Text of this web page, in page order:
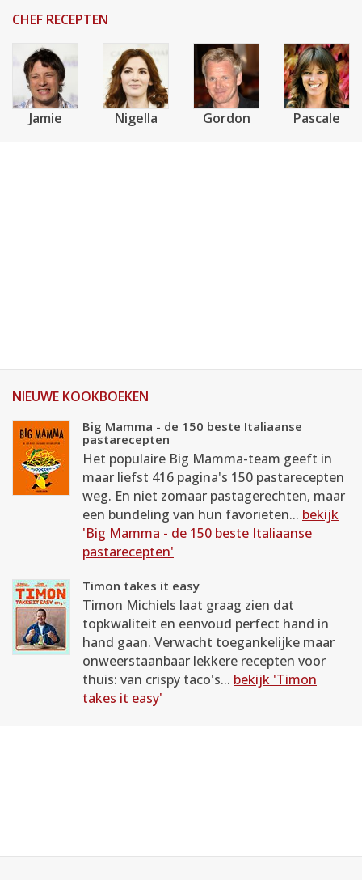
CHEF RECEPTEN
Jamie Nigella Gordon Pascale
NIEUWE KOOKBOEKEN
Big Mamma - de 150 beste Italiaanse
pastarecepten
Het populaire Big Mamma-team geeft in
maar liefst 416 pagina's 150 pastarecepten
weg. En niet zomaar pastagerechten, maar
een bundeling van hun favorieten... bekijk
'Big Mamma - de 150 beste Italiaanse
pastarecepten'
Timon takes it easy
Timon Michiels laat graag zien dat
topkwaliteit en eenvoud perfect hand in
hand gaan. Verwacht toegankelijke maar
onweerstaanbaar lekkere recepten voor
thuis: van crispy taco's... bekijk 'Timon
takes it easy'